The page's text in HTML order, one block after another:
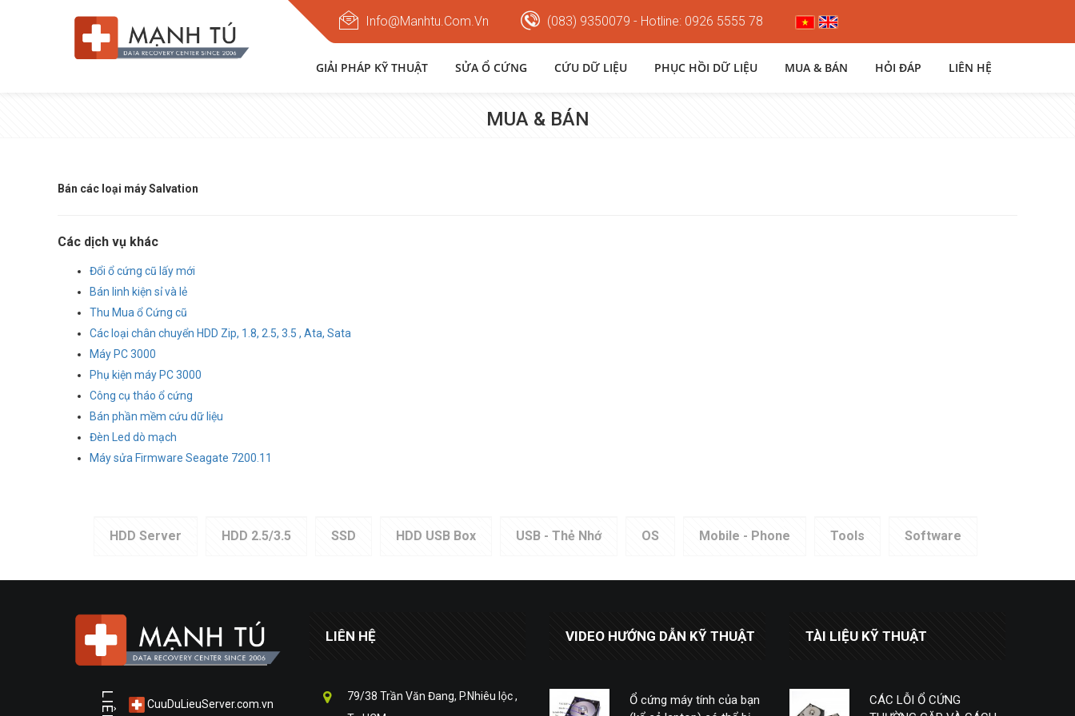
Info@manhtu.com.vn (083) 9350079 - Hotline: 0926 5555 78
GIẢI PHÁP KỸ THUẬT SỬA Ổ CỨNG CỨU DỮ LIỆU PHỤC HỒI DỮ LIỆU MUA & BÁN HỎI ĐÁP LIÊN HỆ
MUA & BÁN
Bán các loại máy Salvation
Các dịch vụ khác
Đổi ổ cứng cũ lấy mới
Bán linh kiện sỉ và lẻ
Thu Mua ổ Cứng cũ
Các loại chân chuyển HDD Zip, 1.8, 2.5, 3.5 , Ata, Sata
Máy PC 3000
Phụ kiện máy PC 3000
Công cụ tháo ổ cứng
Bán phần mềm cứu dữ liệu
Đèn Led dò mạch
Máy sửa Firmware Seagate 7200.11
HDD Server HDD 2.5/3.5 SSD HDD USB Box USB - Thẻ Nhớ OS Mobile - Phone Tools Software
CuuDuLieuServer.com.vn
LIÊN HỆ
79/38 Trần Văn Đang, P.Nhiêu lộc ,
VIDEO HƯỚNG DẪN KỸ THUẬT
Ổ cứng máy tính của bạn
TÀI LIỆU KỸ THUẬT
CÁC LỖI Ổ CỨNG